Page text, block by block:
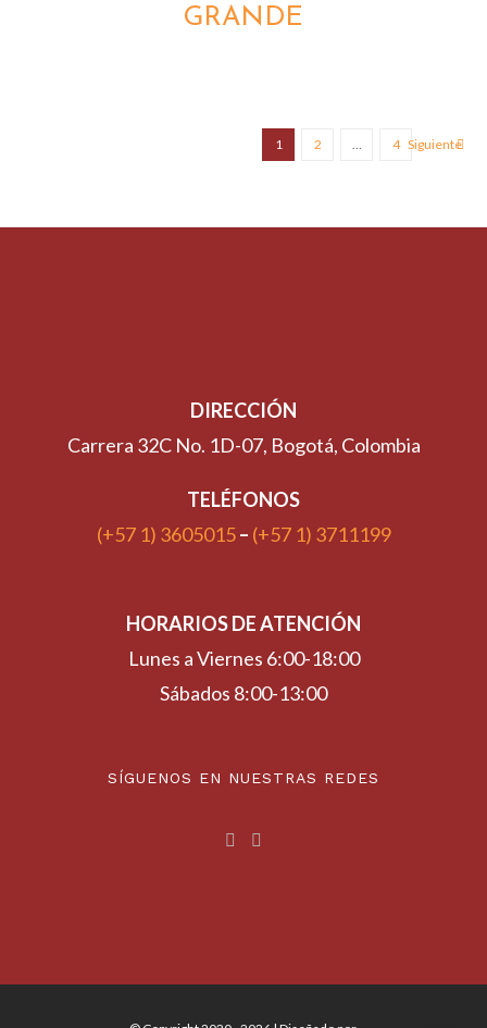
GRANDE
1 2 … 4 Siguiente
DIRECCIÓN
Carrera 32C No. 1D-07, Bogotá, Colombia
TELÉFONOS
(+57 1) 3605015– (+57 1) 3711199
HORARIOS DE ATENCIÓN
Lunes a Viernes 6:00-18:00
Sábados 8:00-13:00
SÍGUENOS EN NUESTRAS REDES